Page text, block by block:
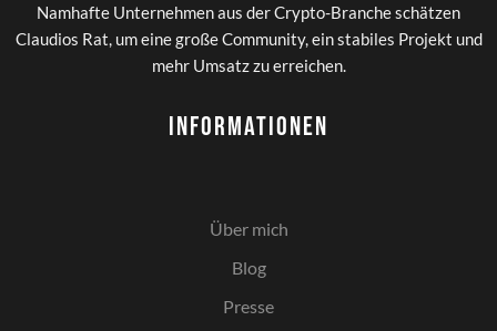
Namhafte Unternehmen aus der Crypto-Branche schätzen
Claudios Rat, um eine große Community, ein stabiles Projekt und
mehr Umsatz zu erreichen.
Informationen
Über mich
Blog
Presse